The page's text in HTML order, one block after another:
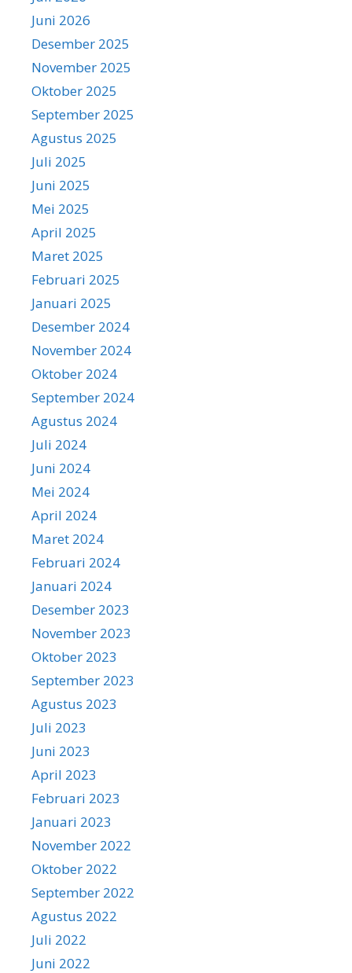
Juni 2026
Desember 2025
November 2025
Oktober 2025
September 2025
Agustus 2025
Juli 2025
Juni 2025
Mei 2025
April 2025
Maret 2025
Februari 2025
Januari 2025
Desember 2024
November 2024
Oktober 2024
September 2024
Agustus 2024
Juli 2024
Juni 2024
Mei 2024
April 2024
Maret 2024
Februari 2024
Januari 2024
Desember 2023
November 2023
Oktober 2023
September 2023
Agustus 2023
Juli 2023
Juni 2023
April 2023
Februari 2023
Januari 2023
November 2022
Oktober 2022
September 2022
Agustus 2022
Juli 2022
Juni 2022